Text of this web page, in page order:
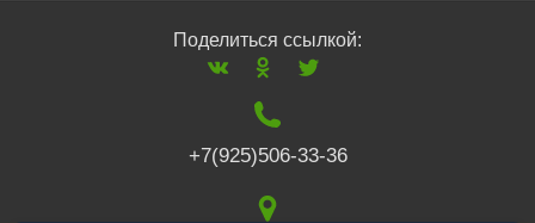
Поделиться ссылкой:
+7(925)506-33-36